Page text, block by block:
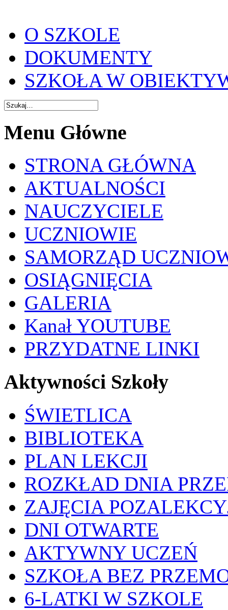
O SZKOLE
DOKUMENTY
SZKOŁA W
Menu Główne
STRONA GŁÓWNA
AKTUALNOŚCI
NAUCZYCIELE
UCZNIOWIE
SAMORZĄD
OSIĄGNIĘCIA
GALERIA
Kanał YOUTUBE
PRZYDATNE LINKI
Aktywności Szkoły
ŚWIETLICA
BIBLIOTEKA
PLAN LEKCJI
ROZKŁAD DNIA
ZAJĘCIA
DNI OTWARTE
AKTYWNY UCZEŃ
SZKOŁA BEZ
6-LATKI W SZKOLE